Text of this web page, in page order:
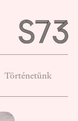
Történetünk